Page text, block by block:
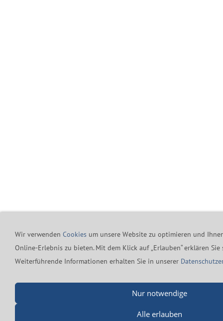
Wir verwenden Cookies um unsere Website zu optimieren und
Online-Erlebnis zu bieten. Mit dem Klick auf „Erlauben“ erklären
Weiterführende Informationen erhalten Sie in unserer
Nur notwendige
Alle erlauben